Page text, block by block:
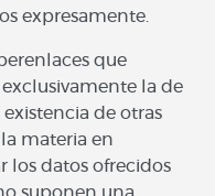
expresamente.
que
exclusivamente la de
de otras
materia en
los datos ofrecidos